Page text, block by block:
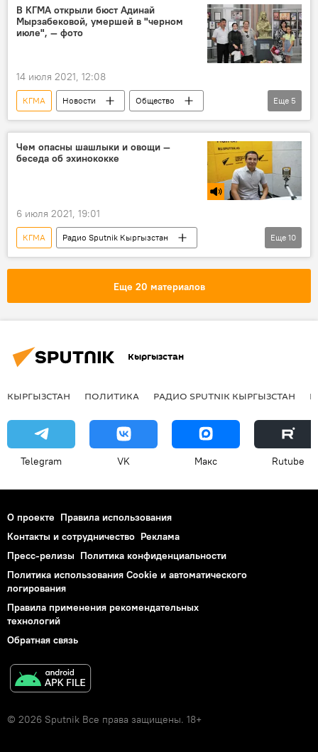
сотрясение мозга
нагрузка
здоровье
В КГМА открыли бюст Адинай
Мырзабековой, умершей в "черном
июле", — фото
14 июля 2021, 12:08
КГМА Новости
Общество
Кыргызстан
Коронавирус - 2020
Адинай Мырзабекова
бюст
Коронавирус в Кыргызстане
Еще 5
Чем опасны шашлыки и овощи —
беседа об эхинококке
6 июля 2021, 19:01
КГМА
Радио Sputnik Кыргызстан
Особый акцент
заражение
шашлык
мясо
эхинококкоз
Общество
Кыргызстан
Еще 10
Еще 20 материалов
Кыргызстан
КЫРГЫЗСТАН ПОЛИТИКА РАДИО SPUTNIK КЫРГЫЗСТАН
Telegram VK Макс Rutube
О проекте Правила использования
Контакты и сотрудничество Реклама
Пресс-релизы Политика конфиденциальности
Политика использования Cookie и автоматического
логирования
Правила применения рекомендательных
технологий
Обратная связь
© 2026 Sputnik Все права защищены. 18+